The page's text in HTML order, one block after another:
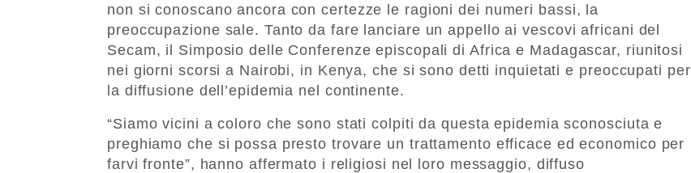
non si conoscano ancora con certezze le ragioni dei numeri bassi, la
preoccupazione sale. Tanto da fare lanciare un appello ai vescovi africani del
Secam, il Simposio delle Conferenze episcopali di Africa e Madagascar, riunitosi
nei giorni scorsi a Nairobi, in Kenya, che si sono detti inquietati e preoccupati per
la diffusione dell’epidemia nel continente.
“Siamo vicini a coloro che sono stati colpiti da questa epidemia sconosciuta e
preghiamo che si possa presto trovare un trattamento efficace ed economico per
farvi fronte”, hanno affermato i religiosi nel loro messaggio, diffuso